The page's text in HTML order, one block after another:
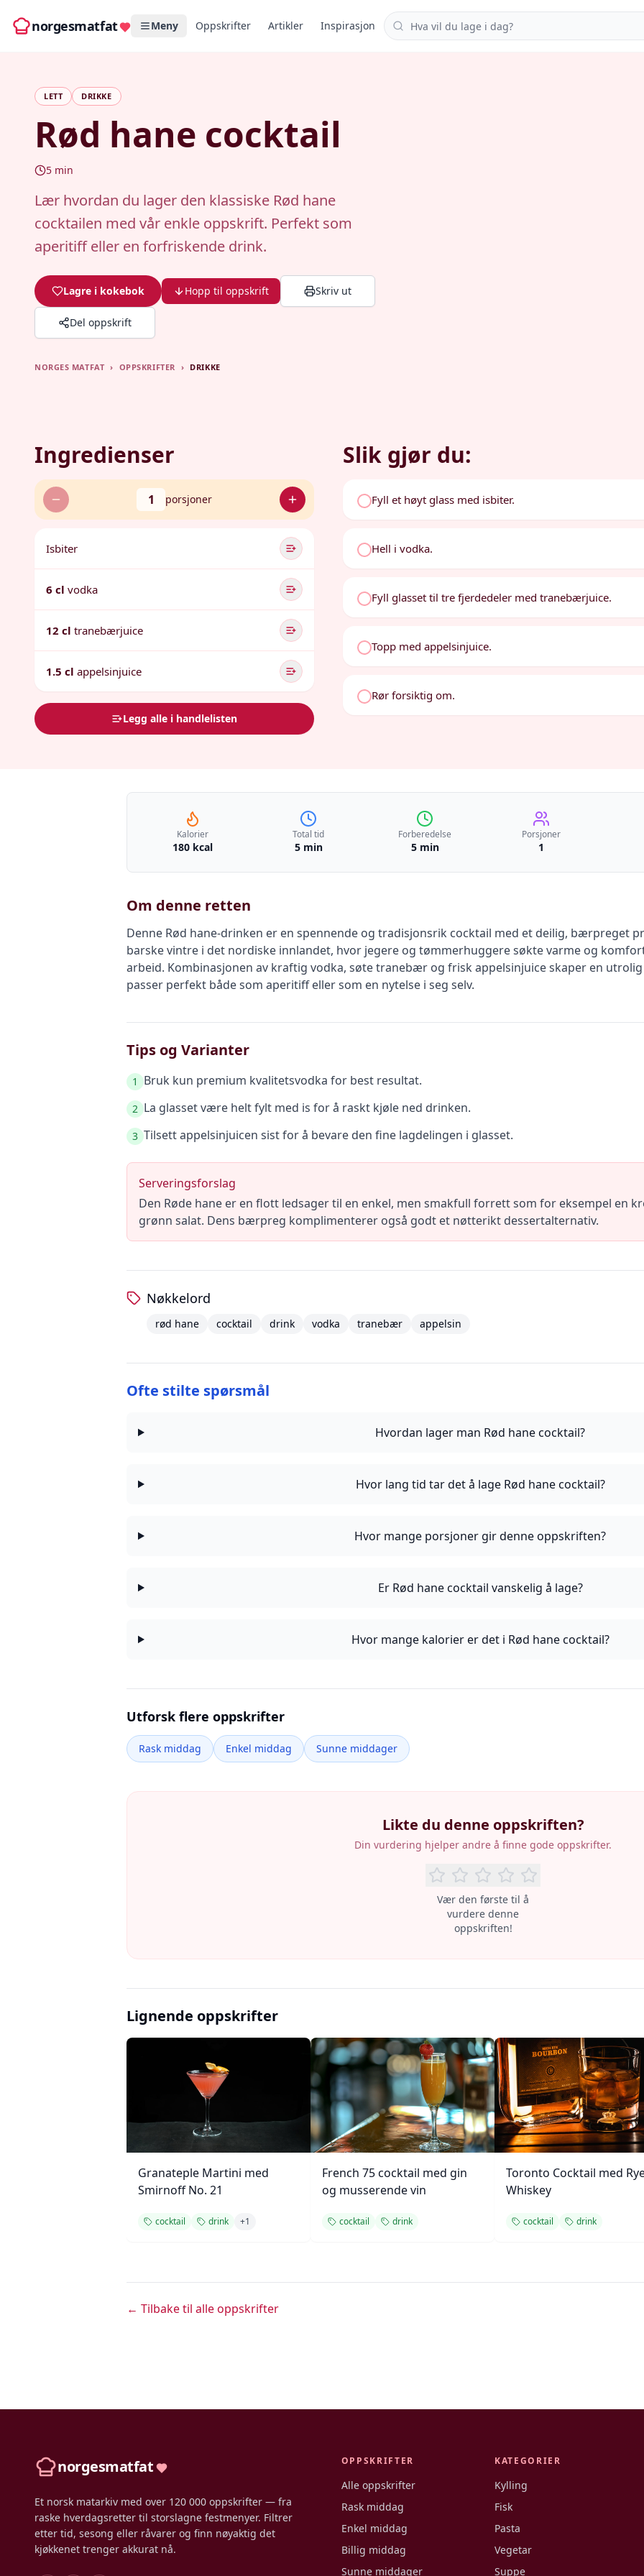
norgesmatfat Meny Oppskrifter Artikler Inspirasjon Søk i oppskrifter
LETT DRIKKE
Rød hane cocktail
5 min
Lær hvordan du lager den klassiske Rød hane
cocktailen med vår enkle oppskrift. Perfekt som
aperitiff eller en forfriskende drink.
Lagre i kokebok Hopp til oppskrift Skriv ut
Del oppskrift
NORGES MATFAT › OPPSKRIFTER › DRIKKE
Ingredienser
1 porsjoner
Isbiter
6 cl vodka
12 cl tranebærjuice
1.5 cl appelsinjuice
Legg alle i handlelisten
Slik gjør du:
Fyll et høyt glass med isbiter.
Hell i vodka.
Fyll glasset til tre fjerdedeler med tranebærjuice.
Topp med appelsinjuice.
Rør forsiktig om.
Kalorier
180 kcal
Total tid
5 min
Forberedelse
5 min
Porsjoner
1
Om denne retten
Denne Rød hane-drinken er en spennende og tradisjonsrik cocktail med et deilig, bærpreget
barske vintre i det nordiske innlandet, hvor jegere og tømmerhuggere søkte varme og
arbeid. Kombinasjonen av kraftig vodka, søte tranebær og frisk appelsinjuice skaper en
passer perfekt både som aperitiff eller som en nytelse i seg selv.
Tips og Varianter
1 Bruk kun premium kvalitetsvodka for best resultat.
2 La glasset være helt fylt med is for å raskt kjøle ned drinken.
3 Tilsett appelsinjuicen sist for å bevare den fine lagdelingen i glasset.
Serveringsforslag
Den Røde hane er en flott ledsager til en enkel, men smakfull forrett som for eksempel en
grønn salat. Dens bærpreg komplimenterer også godt et nøtterikt dessertalternativ.
Nøkkelord
rød hane cocktail drink vodka tranebær appelsin
Ofte stilte spørsmål
Hvordan lager man Rød hane cocktail?
Hvor lang tid tar det å lage Rød hane cocktail?
Hvor mange porsjoner gir denne oppskriften?
Er Rød hane cocktail vanskelig å lage?
Hvor mange kalorier er det i Rød hane cocktail?
Utforsk flere oppskrifter
Rask middag Enkel middag Sunne middager
Likte du denne oppskriften?
Din vurdering hjelper andre å finne gode oppskrifter.
Vær den første til å
vurdere denne
oppskriften!
Lignende oppskrifter
Granateple Martini med
Smirnoff No. 21
cocktail drink +1
French 75 cocktail med gin
og musserende vin
cocktail drink
Toronto Cocktail med
Whiskey
cocktail drink
← Tilbake til alle oppskrifter
norgesmatfat
Et norsk matarkiv med over 120 000 oppskrifter — fra
raske hverdagsretter til storslagne festmenyer. Filtrer
etter tid, sesong eller råvarer og finn nøyaktig det
kjøkkenet trenger akkurat nå.
OPPSKRIFTER
Alle oppskrifter
Rask middag
Enkel middag
Billig middag
Sunne middager
KATEGORIER
Kylling
Fisk
Pasta
Vegetar
Suppe